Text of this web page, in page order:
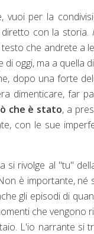
per la
con la storia.
che andrete a
oggi, ma a quella
dopo una forte
dimenticare, far
che è stato, a
con le sue
si rivolge al "tu"
è importante, né
gli episodi di
che vengono
L'io narrante si